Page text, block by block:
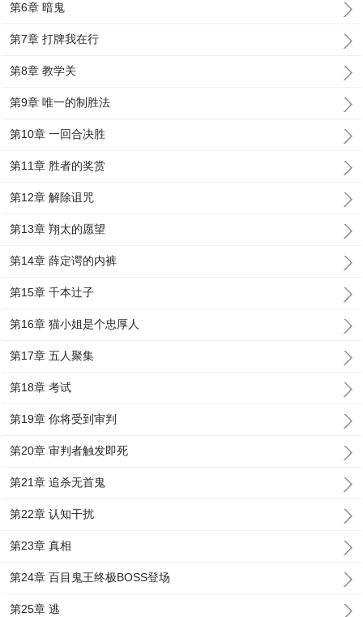
第6章 暗鬼
第7章 打牌我在行
第8章 教学关
第9章 唯一的制胜法
第10章 一回合决胜
第11章 胜者的奖赏
第12章 解除诅咒
第13章 翔太的愿望
第14章 薛定谔的内裤
第15章 千本辻子
第16章 猫小姐是个忠厚人
第17章 五人聚集
第18章 考试
第19章 你将受到审判
第20章 审判者触发即死
第21章 追杀无首鬼
第22章 认知干扰
第23章 真相
第24章 百目鬼王终极BOSS登场
第25章 逃